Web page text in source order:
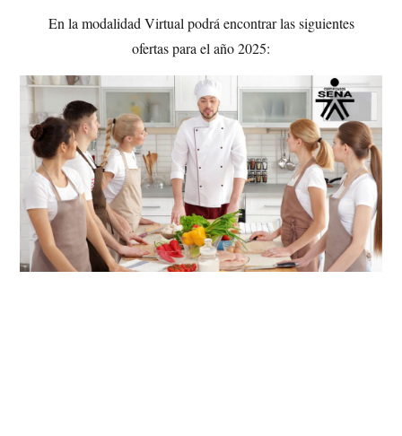
En la modalidad Virtual podrá encontrar las siguientes
ofertas para el año 2025: